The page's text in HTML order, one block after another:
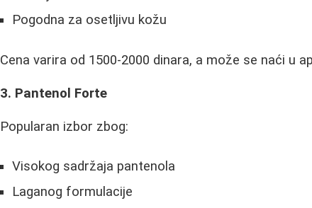
Pogodna za osetljivu kožu
Cena varira od 1500-2000 dinara, a može se naći u
3. Pantenol Forte
Popularan izbor zbog:
Visokog sadržaja pantenola
Laganog formulacije